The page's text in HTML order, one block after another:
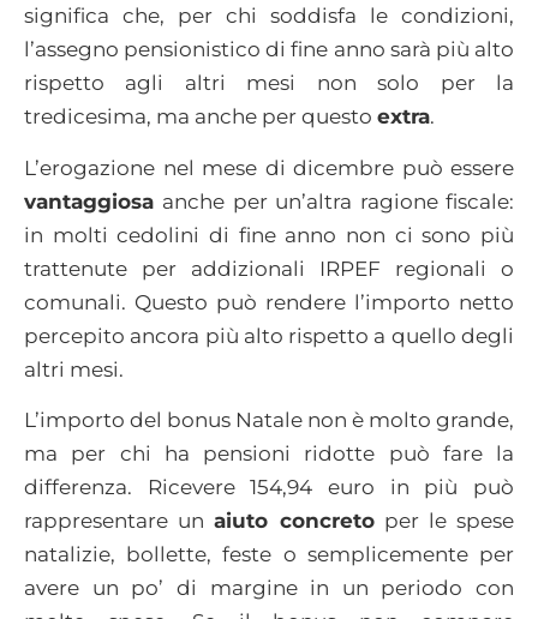
significa che, per chi soddisfa le condizioni,
l’assegno pensionistico di fine anno sarà più alto
rispetto agli altri mesi non solo per la
tredicesima, ma anche per questo extra.
L’erogazione nel mese di dicembre può essere
vantaggiosa anche per un’altra ragione fiscale:
in molti cedolini di fine anno non ci sono più
trattenute per addizionali IRPEF regionali o
comunali. Questo può rendere l’importo netto
percepito ancora più alto rispetto a quello degli
altri mesi.
L’importo del bonus Natale non è molto grande,
ma per chi ha pensioni ridotte può fare la
differenza. Ricevere 154,94 euro in più può
rappresentare unaiuto concretoper le spese
natalizie, bollette, feste o semplicemente per
avere un po’ di margine in un periodo con